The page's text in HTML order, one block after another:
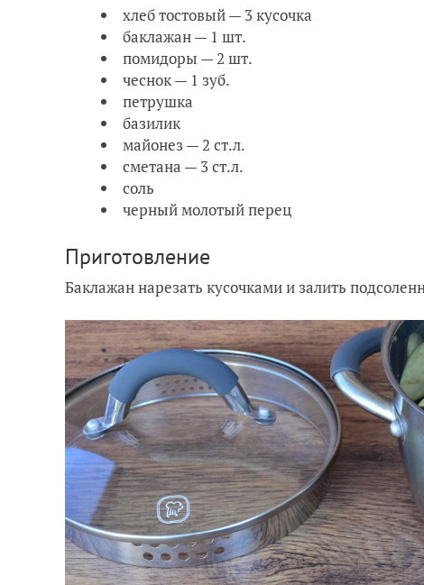
хлеб тостовый — 3 кусочка
баклажан — 1 шт.
помидоры — 2 шт.
чеснок — 1 зуб.
петрушка
базилик
майонез — 2 ст.л.
сметана — 3 ст.л.
соль
черный молотый перец
Приготовление
Баклажан нарезать кусочками и залить